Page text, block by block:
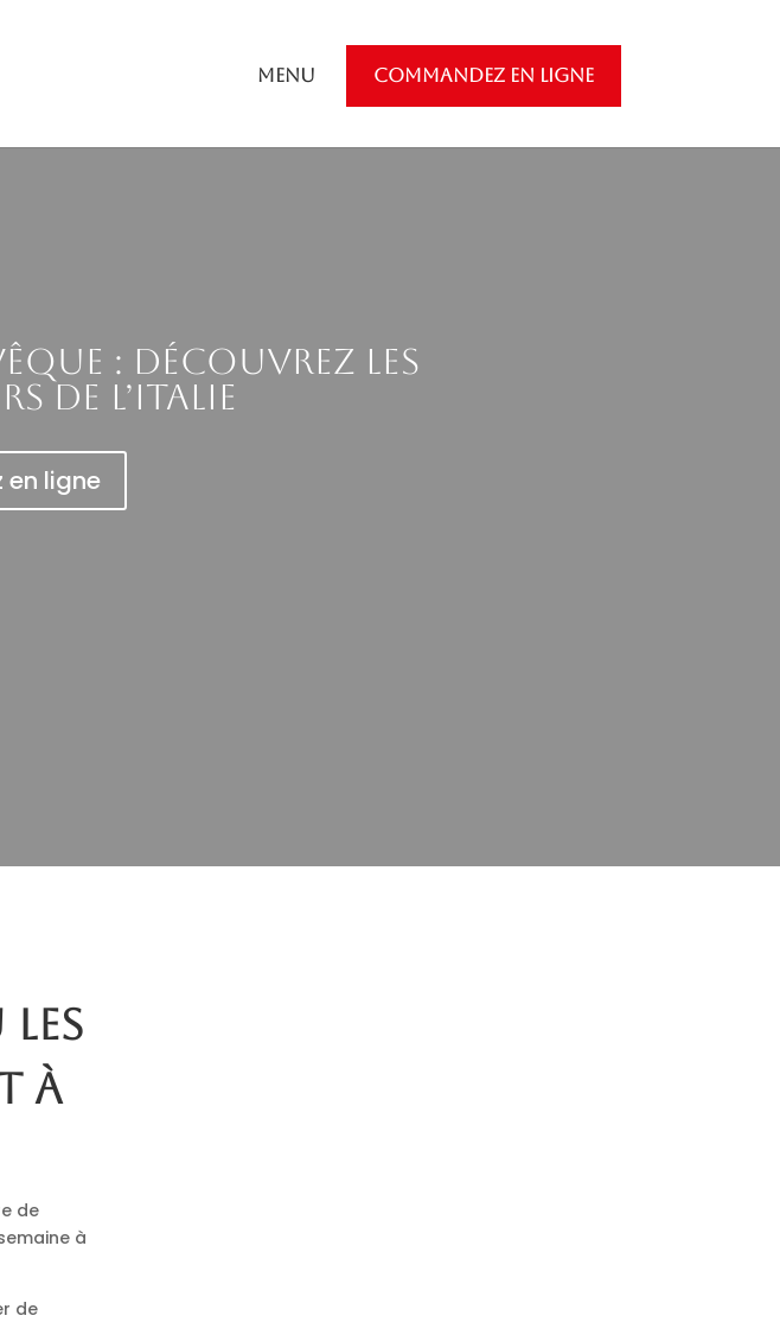
Menu COMMANDEZ EN LIGNE
: découvrez les
de l’Italie
ligne
les
à
de
à
de